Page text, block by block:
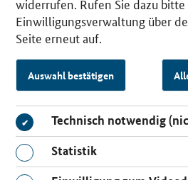
widerrufen. Rufen Sie dazu bitte
Einwilligungsverwaltung über
Seite erneut auf.
Auswahl bestätigen
Technisch notwendig
Technisch notwendig
Statistik
Statistik